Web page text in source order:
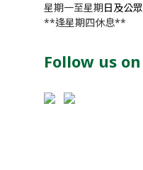
星期一至星期日及公
**逢星期四休息**
Follow us on